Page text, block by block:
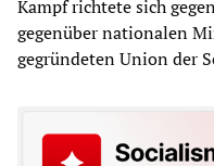
Kampf richtete sich
gegenüber nationalen
gegründeten Union der